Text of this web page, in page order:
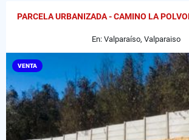
PARCELA URBANIZADA - CAMINO LA
En: Valparaíso, Valparaiso
VENTA